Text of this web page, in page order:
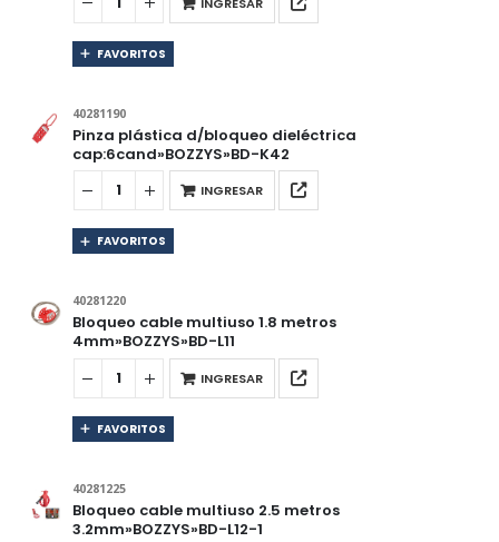
FAVORITOS
40281190
Pinza plástica d/bloqueo dieléctrica
cap:6cand»BOZZYS»BD-K42
INGRESAR
FAVORITOS
40281220
Bloqueo cable multiuso 1.8 metros
4mm»BOZZYS»BD-L11
INGRESAR
FAVORITOS
40281225
Bloqueo cable multiuso 2.5 metros
3.2mm»BOZZYS»BD-L12-1